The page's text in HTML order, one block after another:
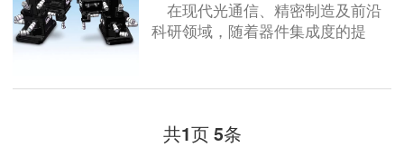
在现代光通信、精密制造及前沿
科研领域，随着器件集成度的提
共1页5条